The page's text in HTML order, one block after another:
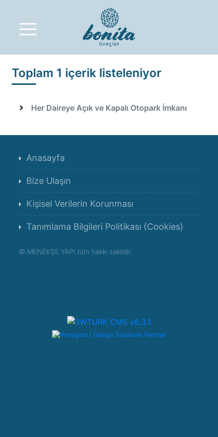
Bonita Öveçler -
Toplam 1 içerik listeleniyor
Her Daireye Açık ve Kapalı Otopark İmkanı
Anasayfa
Bize Ulaşın
Kişisel Verilerin Korunması
Tanımlama Bilgileri Politikası (Cookies)
© MENEKŞE YAPI tüm hakkı saklıdır.